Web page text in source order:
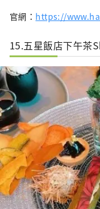
官網： https://
15.五星飯店下午